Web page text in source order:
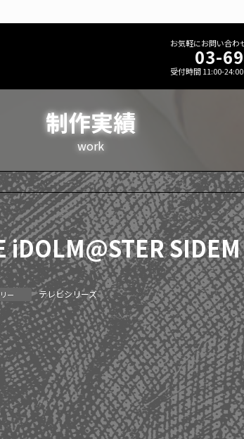
お気軽にお問い合わ
03-
受付時間 11:00-
制作実績
work
iDOLM@STER SIDEM
ー テレビシリーズ